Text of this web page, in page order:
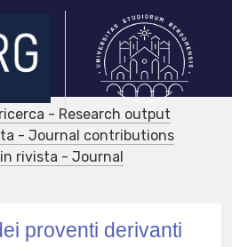
- Research output
- Journal contributions
rivista - Journal
proventi derivanti